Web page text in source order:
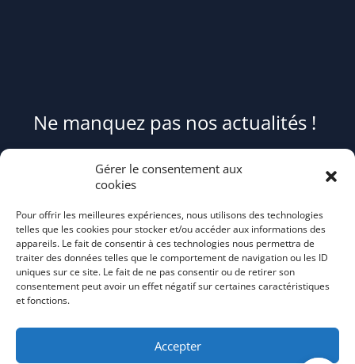
Gérer le consentement aux
cookies
Pour offrir les meilleures expériences, nous utilisons des technologies
telles que les cookies pour stocker et/ou accéder aux informations des
appareils. Le fait de consentir à ces technologies nous permettra de
traiter des données telles que le comportement de navigation ou les ID
uniques sur ce site. Le fait de ne pas consentir ou de retirer son
consentement peut avoir un effet négatif sur certaines caractéristiques
et fonctions.
Accepter
Ne manquez pas nos actualités !
conseils et astuces pour mieux trier et réduire vos déchets,
vous au flash info bi-mensuel Tri Action!